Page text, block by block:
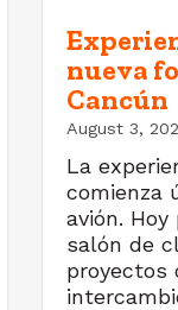
nueva
Cancún
August 3,
La
comienza
avión.
salón de
proyectos